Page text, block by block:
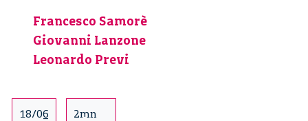
Francesco Samorè
Giovanni Lanzone
Leonardo Previ
18/06
2mn